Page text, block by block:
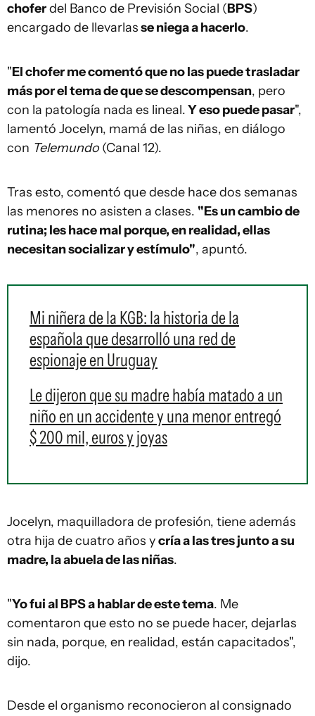
choferdel Banco de Previsión Social (BPS)
encargado de llevarlasse niega a hacerlo.
"El chofer me comentó que no las puede trasladar
más por el tema de que se descompensan, pero
con la patología nada es lineal.Y eso puede pasar",
lamentó Jocelyn, mamá de las niñas, en diálogo
con Telemundo (Canal 12).
Tras esto, comentó que desde hace dos semanas
las menores no asisten a clases. "Es un cambio de
rutina; les hace mal porque, en realidad, ellas
necesitan socializar y estímulo", apuntó.
Mi niñera de la KGB: la historia de la
española que desarrolló una red de
espionaje en Uruguay
Le dijeron que su madre había matado a un
niño en un accidente y una menor entregó
$ 200 mil, euros y joyas
Jocelyn, maquilladora de profesión, tiene además
otra hija de cuatro años ycría a las tres junto a su
madre, la abuela de las niñas.
"Yo fui al BPS a hablar de este tema. Me
comentaron que esto no se puede hacer, dejarlas
sin nada, porque, en realidad, están capacitados",
dijo.
Desde el organismo reconocieron al consignado